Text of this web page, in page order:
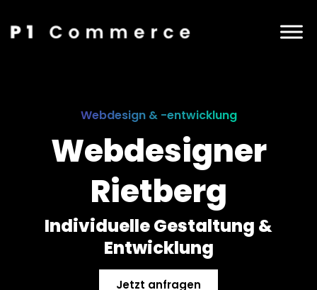
Webdesign & -entwicklung
Webdesigner
Rietberg
Individuelle Gestaltung &
Entwicklung
Jetzt anfragen